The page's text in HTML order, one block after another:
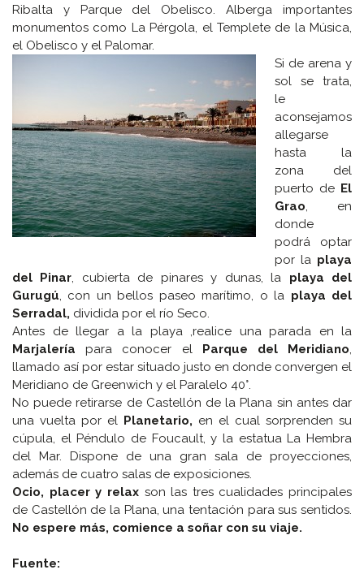
Ribalta y Parque del Obelisco. Alberga importantes
monumentos como La Pérgola, el Templete de la Música,
el Obelisco y el Palomar.
Si de arena y
sol se trata,
le
aconsejamos
allegarse
hasta la
zona del
puerto de El
Grao, en
donde
podrá optar
por la playa
del Pinar, cubierta de pinares y dunas, la playa del
Gurugú, con un bellos paseo marítimo, o la playa del
Serradal, dividida por el río Seco.
Antes de llegar a la playa ,realice una parada en la
Marjalería para conocer el Parque del Meridiano,
llamado así por estar situado justo en donde convergen el
Meridiano de Greenwich y el Paralelo 40°.
No puede retirarse de Castellón de la Plana sin antes dar
una vuelta por el Planetario, en el cual sorprenden su
cúpula, el Péndulo de Foucault, y la estatua La Hembra
del Mar. Dispone de una gran sala de proyecciones,
además de cuatro salas de exposiciones.
Ocio, placer y relaxson las tres cualidades principales
de Castellón de la Plana, una tentación para sus sentidos.
No espere más, comience a soñar con su viaje.
Fuente: